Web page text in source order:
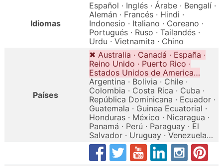
Idiomas
Español · Inglés · Árabe · Bengalí ·
Alemán · Francés · Hindi ·
Indonesio · Italiano · Coreano ·
Portugués · Ruso · Tailandés ·
Urdu · Vietnamita · Chino
Países
✖ Australia · Canadá · España ·
Reino Unido · Puerto Rico ·
Estados Unidos de America…
Argentina · Bolivia · Chile ·
Colombia · Costa Rica · Cuba ·
República Dominicana · Ecuador ·
Guatemala · Guinea Ecuatorial ·
Honduras · México · Nicaragua ·
Panamá · Perú · Paraguay · El
Salvador · Uruguay · Venezuela…